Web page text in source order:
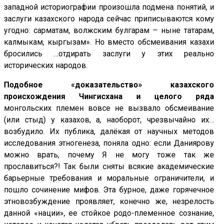
западной историографии произошла подмена понятий, и
заслуги казахского народа сейчас приписываются кому
угодно: сарматам, волжским булгарам – ныне татарам,
калмыкам, кыргызам». Но вместо обсмеивания казахи
бросились …отдирать заслуги у этих реально
исторических народов.
Подобное «доказательство» казахского
происхождения Чингисхана и целого ряда
монгольских племен вовсе не вызвало обсмеивание
(или стыд) у казахов, а, наоборот, чрезвычайно их…
возбудило. Их публика, далёкая от научных методов
исследования этногенеза, поняла одно: если Даниярову
можно врать, почему Я не могу тоже так же
прославиться?! Так были сняты всякие академические
барьерные требования и моральные ограничители, и
пошло сочинение мифов. Эта бурное, даже горячечное
этновозбуждение проявляет, конечно же, незрелость
данной «нации», ее стойкое родо-племенное сознание,